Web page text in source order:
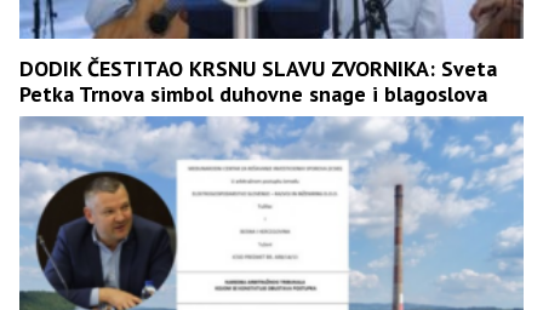
DODIK ČESTITAO KRSNU SLAVU ZVORNIKA: Sveta
Petka Trnova simbol duhovne snage i blagoslova